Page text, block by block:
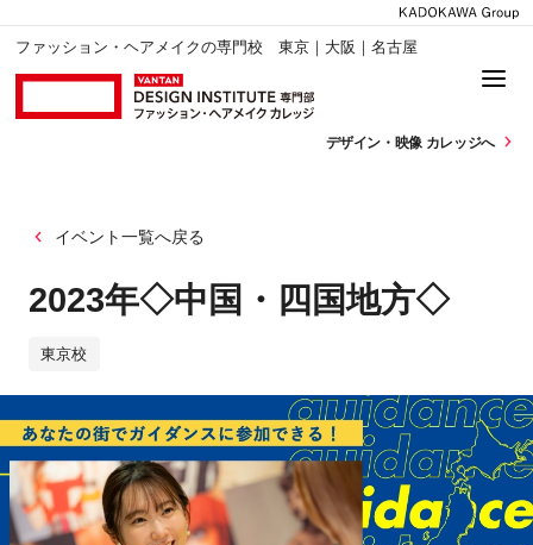
ファッション・ヘアメイクの専門校 東京｜大阪｜名古屋
デザイン・ 映像 カレッジへ
イベント一覧へ戻る
2023年◇中国・四国地方◇
東京校